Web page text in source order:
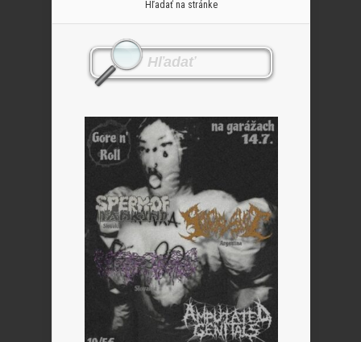
Hľadať na stránke